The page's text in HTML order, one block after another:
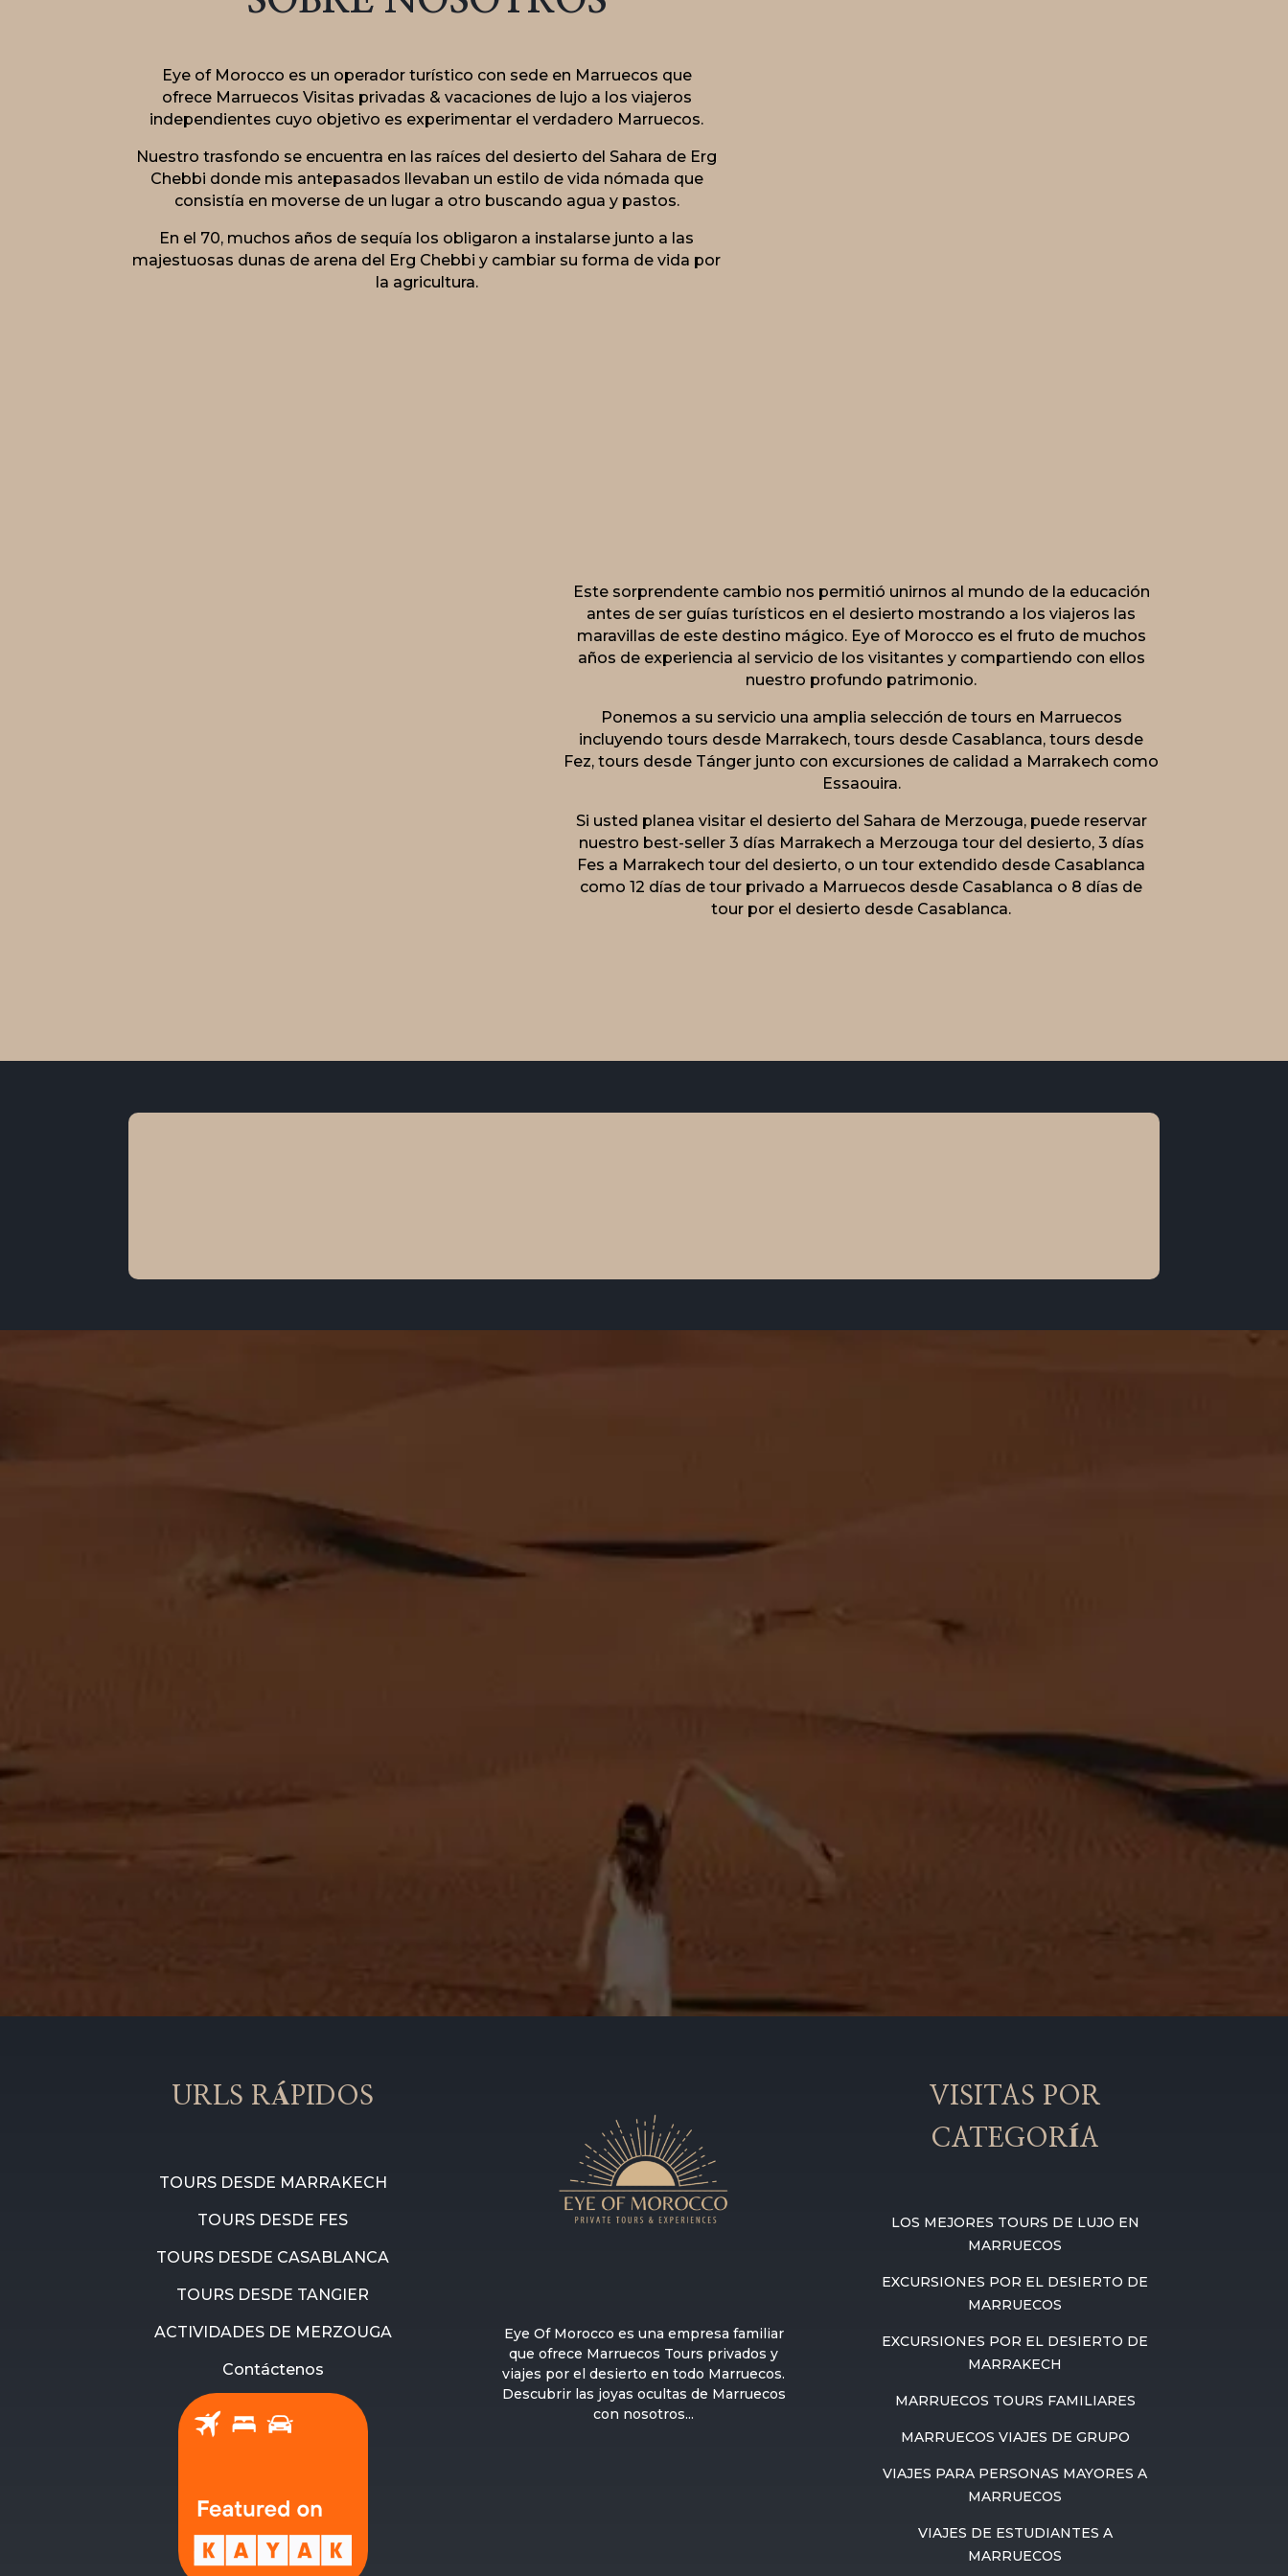
Eye of Morocco es un operador turístico con sede en Marruecos que
ofreceMarruecos Visitas privadas & vacaciones de lujo a los viajeros
independientes cuyo objetivo es experimentar el verdadero Marruecos.
Nuestro trasfondo se encuentra en las raíces del desierto del Sahara de Erg
Chebbi donde mis antepasados llevaban un estilo de vida nómada que
consistía en moverse de un lugar a otro buscando agua y pastos.
En el 70, muchos años de sequía los obligaron a instalarse junto a las
majestuosas dunas de arena del Erg Chebbi y cambiar su forma de vida por
la agricultura.
Este sorprendente cambio nos permitió unirnos al mundo de la educación
antes de ser guías turísticos en el desierto mostrando a los viajeros las
maravillas de este destino mágico. Eye of Morocco es el fruto de muchos
años de experiencia al servicio de los visitantes y compartiendo con ellos
nuestro profundo patrimonio.
Ponemos a su servicio una amplia selección de tours en Marruecos
incluyendo tours desde Marrakech, tours desde Casablanca, tours desde
Fez, tours desde Tánger junto con excursiones de calidad a Marrakech como
Essaouira.
Si usted planea visitar el desierto del Sahara de Merzouga, puede reservar
nuestro best-seller 3 días Marrakech a Merzouga tour del desierto, 3 días
Fes a Marrakech tour del desierto, o un tour extendido desde Casablanca
como 12 días de tour privado a Marruecos desde Casablanca o 8 días de
tour por el desierto desde Casablanca.
Suscríbase en el formulario del boletín informativo para recibir las
últimas noticias y actualizaciones de nuestra empresa.
ENVIAR
URLS RÁPIDOS
TOURS DESDE MARRAKECH
TOURS DESDE FES
TOURS DESDE CASABLANCA
TOURS DESDE TANGIER
ACTIVIDADES DE MERZOUGA
Contáctenos
Eye Of Morocco es una empresa familiar
que ofrece Marruecos Tours privados y
viajes por el desierto en todo Marruecos.
Descubrir las joyas ocultas de Marruecos
con nosotros...
VISITAS POR
CATEGORÍA
LOS MEJORES TOURS DE LUJO EN
MARRUECOS
EXCURSIONES POR EL DESIERTO DE
MARRUECOS
EXCURSIONES POR EL DESIERTO DE
MARRAKECH
MARRUECOS TOURS FAMILIARES
MARRUECOS VIAJES DE GRUPO
VIAJES PARA PERSONAS MAYORES A
MARRUECOS
VIAJES DE ESTUDIANTES A
MARRUECOS